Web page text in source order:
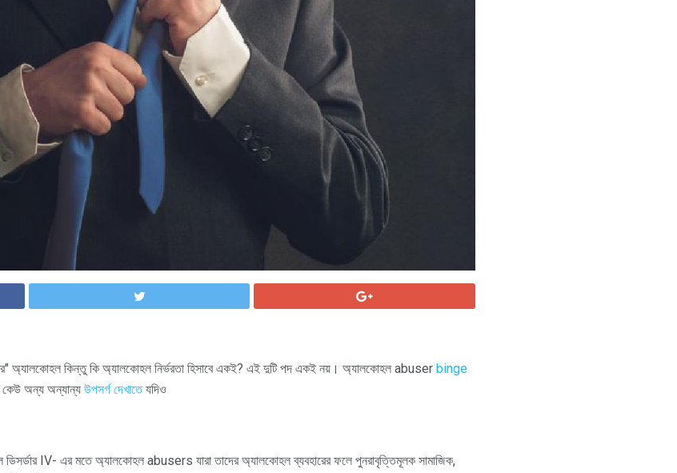
অ্যালকোহল কিন্তু কি অ্যালকোহল নির্ভরতা হিসাবে একই? এই দুটি পদ একই নয়। অ্যালকোহল abuser binge
কেউ অন্য অন্যান্য উপসর্গ দেখাতেযদিও
ডিসর্ডার IV- এর মতে অ্যালকোহল abusers যারা তাদের অ্যালকোহল ব্যবহারের ফলে পুনরাবৃত্তিমূলক সামাজিক,